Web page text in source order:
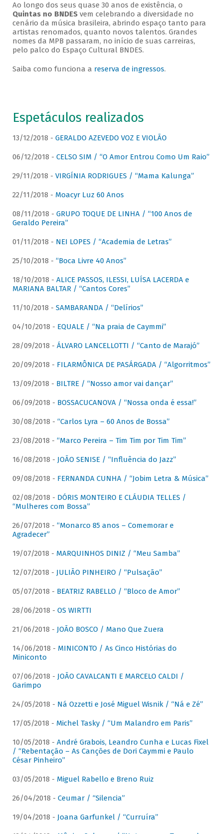
Ao longo dos seus quase 30 anos de existência, o
Quintas no BNDESvem celebrando a diversidade no
cenário da música brasileira, abrindo espaço tanto para
artistas renomados, quanto novos talentos. Grandes
nomes da MPB passaram, no início de suas carreiras,
pelo palco do Espaço Cultural BNDES.
Saiba como funciona a reserva de ingressos.
Espetáculos realizados
13/12/2018 - GERALDO AZEVEDO VOZ E VIOLÃO
06/12/2018 - CELSO SIM / “O Amor Entrou Como Um Raio”
29/11/2018 - VIRGÍNIA RODRIGUES / “Mama Kalunga”
22/11/2018 - Moacyr Luz 60 Anos
08/11/2018 - GRUPO TOQUE DE LINHA / “100 Anos de
Geraldo Pereira”
01/11/2018 - NEI LOPES / “Academia de Letras”
25/10/2018 - “Boca Livre 40 Anos”
18/10/2018 - ALICE PASSOS, ILESSI, LUÍSA LACERDA e
MARIANA BALTAR / “Cantos Cores”
11/10/2018 - SAMBARANDA / “Delírios”
04/10/2018 - EQUALE / “Na praia de Caymmi”
28/09/2018 - ÁLVARO LANCELLOTTI / “Canto de Marajó”
20/09/2018 - FILARMÔNICA DE PASÁRGADA / “Algorritmos”
13/09/2018 - BILTRE / “Nosso amor vai dançar”
06/09/2018 - BOSSACUCANOVA / “Nossa onda é essa!”
30/08/2018 - “Carlos Lyra – 60 Anos de Bossa”
23/08/2018 - “Marco Pereira – Tim Tim por Tim Tim”
16/08/2018 - JOÃO SENISE / “Influência do Jazz”
09/08/2018 - FERNANDA CUNHA / “Jobim Letra & Música”
02/08/2018 - DÓRIS MONTEIRO E CLÁUDIA TELLES /
“Mulheres com Bossa”
26/07/2018 - “Monarco 85 anos – Comemorar e
Agradecer”
19/07/2018 - MARQUINHOS DINIZ / “Meu Samba”
12/07/2018 - JULIÃO PINHEIRO / “Pulsação”
05/07/2018 - BEATRIZ RABELLO / “Bloco de Amor”
28/06/2018 - OS WIRTTI
21/06/2018 - JOÃO BOSCO / Mano Que Zuera
14/06/2018 - MINICONTO / As Cinco Histórias do
Miniconto
07/06/2018 - JOÃO CAVALCANTI E MARCELO CALDI /
Garimpo
24/05/2018 - Ná Ozzetti e José Miguel Wisnik / “Ná e Zé”
17/05/2018 - Michel Tasky / “Um Malandro em Paris”
10/05/2018 - André Grabois, Leandro Cunha e Lucas Fixel
/ “Rebentação – As Canções de Dori Caymmi e Paulo
César Pinheiro”
03/05/2018 - Miguel Rabello e Breno Ruiz
26/04/2018 - Ceumar / “Silencia”
19/04/2018 - Joana Garfunkel / “Curruíra”